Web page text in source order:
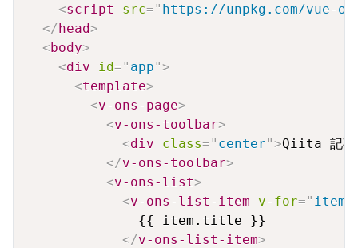
<script src=" https://unpkg.com/vue-
</head>
<body>
<div id=" app">
<template>
<v-ons-page>
<v-ons-toolbar>
<div class=" center">Qiita 記事
</v-ons-toolbar>
<v-ons-list>
<v-ons-list-item v-for=" item
              {{ item.title }}
</v-ons-list-item>